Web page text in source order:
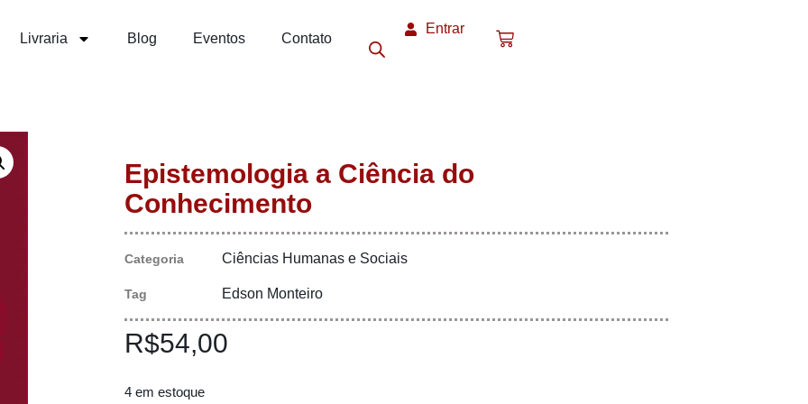
Livraria Blog Eventos Contato
Entrar
Epistemologia a Ciência do
Conhecimento
Categoria Ciências Humanas e Sociais
Tag Edson Monteiro
R$54,00
4 em estoque